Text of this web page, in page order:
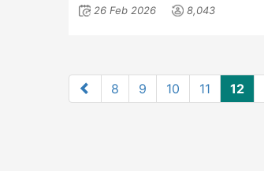
26 Feb 2026 8,043
8 9 10 11 12